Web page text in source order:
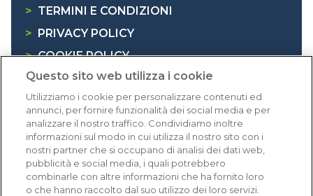
> TERMINI E CONDIZIONI
>
PRIVACY POLICY
> COOKIE POLICY
> INFORMATIVA RAEE
Dicono di noi
1.640 recensioni
Eccellente (4,8)
Questo sito web utilizza i cookie
Utilizziamo i cookie per personalizzare contenuti ed
annunci, per fornire funzionalità dei social media e per
analizzare il nostro traffico. Condividiamo inoltre
informazioni sul modo in cui utilizza il nostro sito con i
nostri partner che si occupano di analisi dei dati web,
pubblicità e social media, i quali potrebbero
combinarle con altre informazioni che ha fornito loro
o che hanno raccolto dal suo utilizzo dei loro servizi.